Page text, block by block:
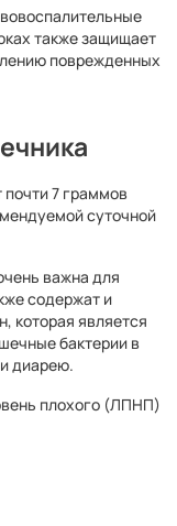
также защищает
поврежденных
7 граммов
суточной
важна для
содержат и
которая является
бактерии в
диарею.
плохого (ЛПНП)